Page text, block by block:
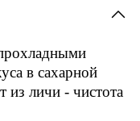
в сахарной
из личи - чистота